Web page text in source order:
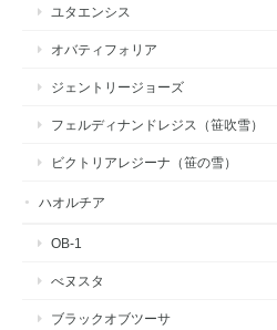
ユタエンシス
オバティフォリア
ジェントリージョーズ
フェルディナンドレジス（笹吹雪）
ビクトリアレジーナ（笹の雪）
ハオルチア
OB-1
べヌスタ
ブラックオブツーサ